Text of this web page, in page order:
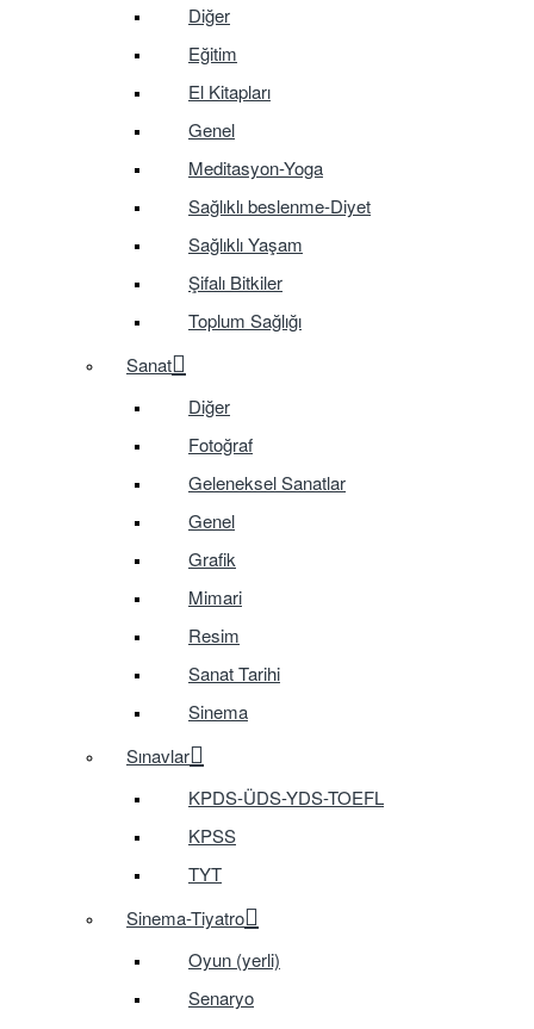
Diğer
Eğitim
El Kitapları
Genel
Meditasyon-Yoga
Sağlıklı beslenme-Diyet
Sağlıklı Yaşam
Şifalı Bitkiler
Toplum Sağlığı
Sanat
Diğer
Fotoğraf
Geleneksel Sanatlar
Genel
Grafik
Mimari
Resim
Sanat Tarihi
Sinema
Sınavlar
KPDS-ÜDS-YDS-TOEFL
KPSS
TYT
Sinema-Tiyatro
Oyun (yerli)
Senaryo